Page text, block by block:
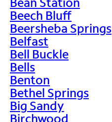
Beech Bluff
Beersheba Springs
Belfast
Bell Buckle
Bells
Benton
Bethel Springs
Big Sandy
Birchwood